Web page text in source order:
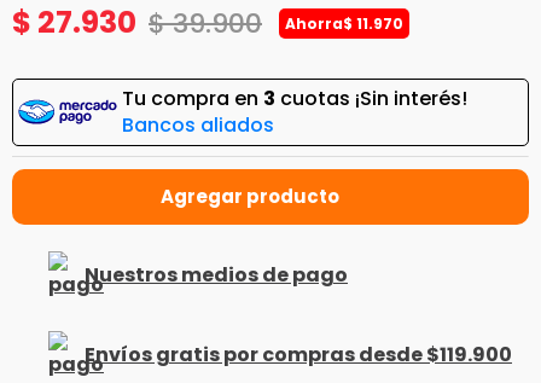
$ 27.930 $39.900 Ahorra$ 11.970
Tu compra en 3 cuotas ¡Sin interés!
Bancos aliados
Nuestros medios de pago
Envíos gratis por compras desde $119.900